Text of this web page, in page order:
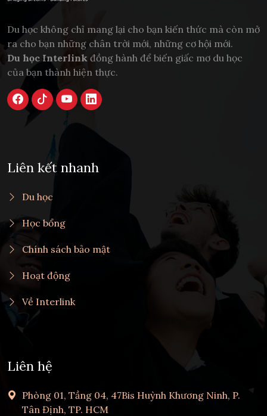
Du học không chỉ mang lại cho bạn kiến thức mà còn mở
ra cho bạn những chân trời mới, những cơ hội mới.
Du học Interlink đồng hành để biến giấc mơ du học
của bạn thành hiện thực.
Liên kết nhanh
Du học
Học bổng
Chính sách bảo mật
Hoạt động
Về Interlink
Liên hệ
Phòng 01, Tầng 04, 47Bis Huỳnh Khương Ninh, P.
Tân Định, TP. HCM